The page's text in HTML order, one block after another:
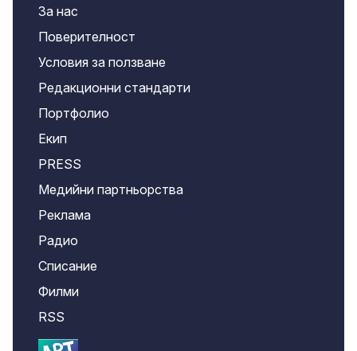
За нас
Поверителност
Условия за ползване
Редакционни стандарти
Портфолио
Екип
PRESS
Медийни партньорства
Реклама
Радио
Списание
Филми
RSS